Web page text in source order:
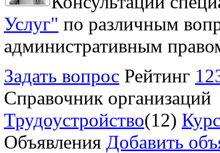
Услуг" по различным
административным
Задать вопрос Рейтинг
Справочник организаций
Трудоустройство(12)
Объявления Добавить